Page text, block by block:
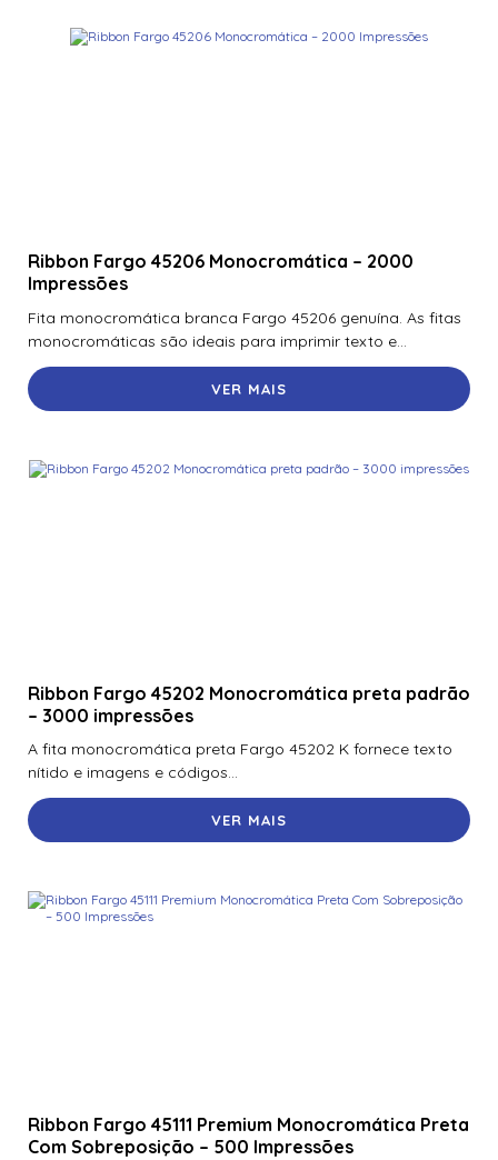
Ribbon Fargo 45206 Monocromática – 2000
Impressões
Fita monocromática branca Fargo 45206 genuína. As fitas
monocromáticas são ideais para imprimir texto e...
VER MAIS
Ribbon Fargo 45202 Monocromática preta padrão
– 3000 impressões
A fita monocromática preta Fargo 45202 K fornece texto
nítido e imagens e códigos...
VER MAIS
Ribbon Fargo 45111 Premium Monocromática Preta
Com Sobreposição – 500 Impressões